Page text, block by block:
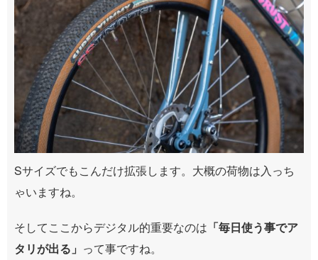
Sサイズでもこんだけ拡張します。大概の荷物は入っち
ゃいますね。
そしてここからデジタル的重要なのは 「毎日使う事でア
タリが出る」 って事ですね。